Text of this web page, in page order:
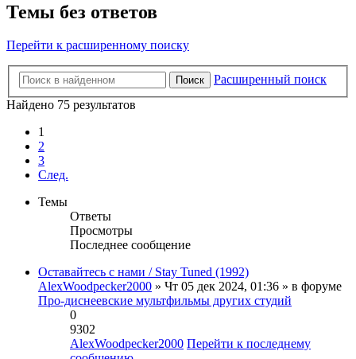
Темы без ответов
Перейти к расширенному поиску
Поиск
Расширенный поиск
Найдено 75 результатов
1
2
3
След.
Темы
Ответы
Просмотры
Последнее сообщение
Оставайтесь с нами / Stay Tuned (1992)
AlexWoodpecker2000 » Чт 05 дек 2024, 01:36 » в форуме
Про-диснеевские мультфильмы других студий
0
9302
AlexWoodpecker2000 Перейти к последнему